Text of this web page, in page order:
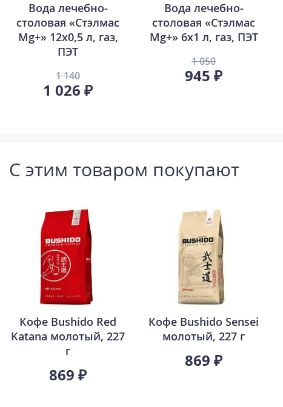
Вода лечебно-
столовая «Стэлмас
Mg+» 12х0,5 л, газ,
ПЭТ
1 140
1 026 ₽
Вода лечебно-
столовая «Стэлмас
Mg+» 6х1 л, газ, ПЭТ
1 050
945 ₽
С этим товаром покупают
Кофе Bushido Red
Katana молотый, 227
г
869 ₽
Кофе Bushido Sensei
молотый, 227 г
869 ₽